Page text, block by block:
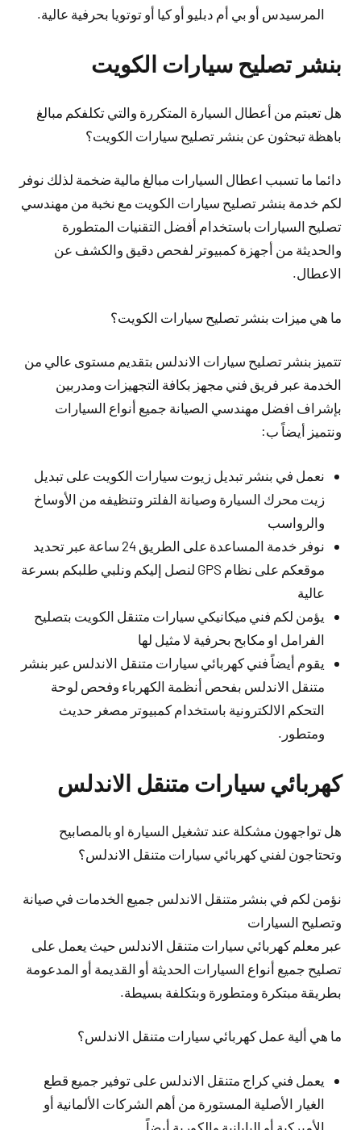
المرسيدس أو بي أم دبليو أو كيا أو توتويا بحرفية عالية.
بنشر تصليح سيارات الكويت
هل تعبتم من أعطال السيارة المتكررة والتي تكلفكم مبالغ
باهظة تبحثون عن بنشر تصليح سيارات الكويت؟
دائما ما تسبب اعطال السيارات مبالغ مالية ضخمة لذلك نوفر
لكم خدمة بنشر تصليح سيارات الكويت مع نخبة من مهندسي
تصليح السيارات باستخدام أفضل التقنيات المتطورة
والحديثة من أجهزة كمبيوتر لفحص دقيق والكشف عن
الاعطال.
ما هي ميزات بنشر تصليح سيارات الكويت؟
تتميز بنشر تصليح سيارات الاندلس بتقديم مستوى عالي من
الخدمة عبر فريق فني مجهز بكافة التجهيزات ومدربين
بإشراف افضل مهندسي الصيانة جميع أنواع السيارات
ونتميز أيضاً ب:
نعمل في بنشر تبديل زيوت سيارات الكويت على تبديل
زيت محرك السيارة وصيانة الفلتر وتنظيفه من الأوساخ
والرواسب
نوفر خدمة المساعدة على الطريق 24 ساعة عبر تحديد
موقعكم على نظام GPS لنصل إليكم ونلبي طلبكم بسرعة
عالية
يؤمن لكم فني ميكانيكي سيارات متنقل الكويت بتصليح
الفرامل او مكابح بحرفية لا مثيل لها
يقوم أيضاً فني كهربائي سيارات متنقل الاندلس عبر بنشر
متنقل الاندلس بفحص أنظمة الكهرباء وفحص لوحة
التحكم الالكترونية باستخدام كمبيوتر مصغر حديث
ومتطور.
كهربائي سيارات متنقل الاندلس
هل تواجهون مشكلة عند تشغيل السيارة او بالمصابيح
وتحتاجون لفني كهربائي سيارات متنقل الاندلس؟
نؤمن لكم في بنشر متنقل الاندلس جميع الخدمات في صيانة
وتصليح السيارات
عبر معلم كهربائي سيارات متنقل الاندلس حيث يعمل على
تصليح جميع أنواع السيارات الحديثة أو القديمة أو المدعومة
بطريقة مبتكرة ومتطورة وبتكلفة بسيطة.
ما هي ألية عمل كهربائي سيارات متنقل الاندلس؟
يعمل فني كراج متنقل الاندلس على توفير جميع قطع
الغيار الأصلية المستورة من أهم الشركات الألمانية أو
الأميركية أو اليابانية والكورية أيضاً.